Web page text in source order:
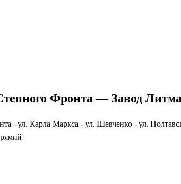
Фронта — Завод
- ул. Карла Маркса - ул. Шевченко - ул.